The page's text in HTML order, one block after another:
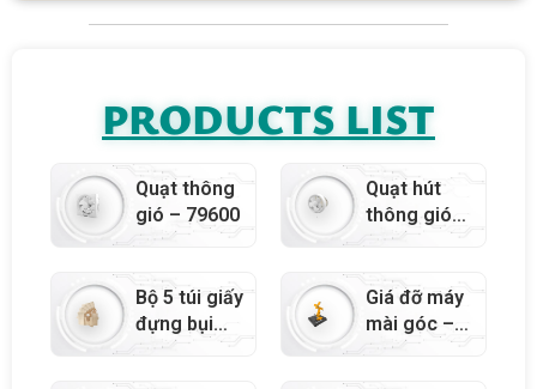
PRODUCTS LIST
Quạt thông
gió – 79600
Quạt hút
thông gió
gắn tường –
Bộ 5 túi giấy
đựng bụi
máy hút bụi
Giá đỡ máy
mài góc –
10502